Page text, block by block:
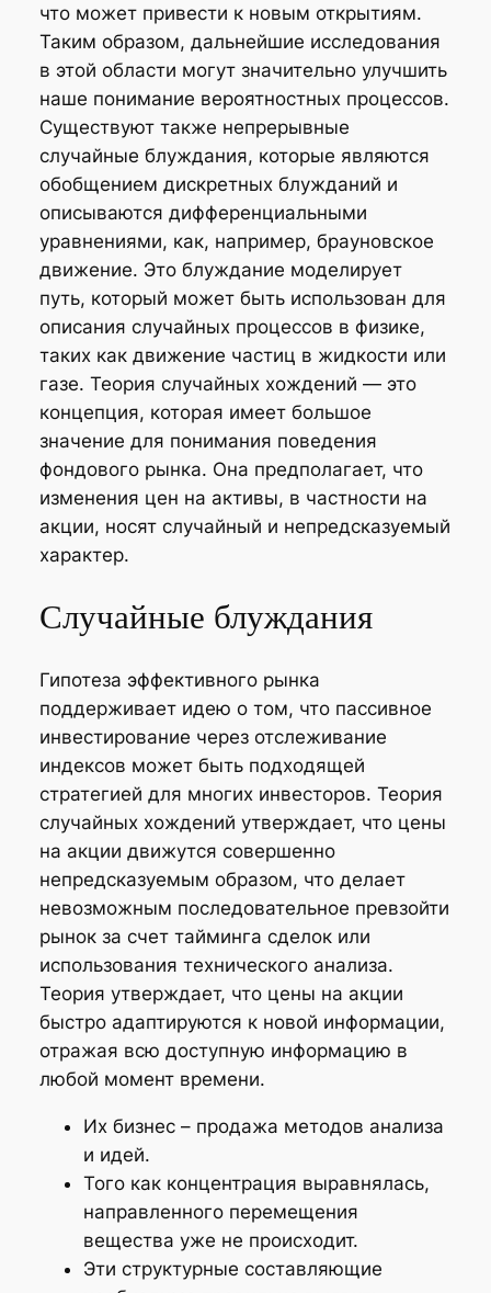
что может привести к новым открытиям.
Таким образом, дальнейшие исследования
в этой области могут значительно улучшить
наше понимание вероятностных процессов.
Существуют также непрерывные
случайные блуждания, которые являются
обобщением дискретных блужданий и
описываются дифференциальными
уравнениями, как, например, брауновское
движение. Это блуждание моделирует
путь, который может быть использован для
описания случайных процессов в физике,
таких как движение частиц в жидкости или
газе. Теория случайных хождений — это
концепция, которая имеет большое
значение для понимания поведения
фондового рынка. Она предполагает, что
изменения цен на активы, в частности на
акции, носят случайный и непредсказуемый
характер.
Случайные блуждания
Гипотеза эффективного рынка
поддерживает идею о том, что пассивное
инвестирование через отслеживание
индексов может быть подходящей
стратегией для многих инвесторов. Теория
случайных хождений утверждает, что цены
на акции движутся совершенно
непредсказуемым образом, что делает
невозможным последовательное превзойти
рынок за счет тайминга сделок или
использования технического анализа.
Теория утверждает, что цены на акции
быстро адаптируются к новой информации,
отражая всю доступную информацию в
любой момент времени.
Их бизнес – продажа методов анализа
и идей.
Того как концентрация выравнялась,
направленного перемещения
вещества уже не происходит.
Эти структурные составляющие